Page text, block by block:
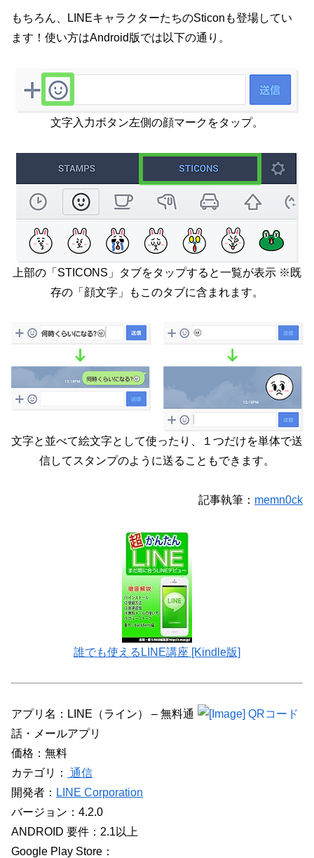
もちろん、LINEキャラクターたちのSticonも登場してい
ます！使い方はAndroid版では以下の通り。
文字入力ボタン左側の顔マークをタップ。
上部の「STICONS」タブをタップすると一覧が表示 ※既
存の「顔文字」もこのタブに含まれます。
文字と並べて絵文字として使ったり、１つだけを単体で送
信してスタンプのように送ることもできます。
記事執筆： memn0ck
誰でも使えるLINE講座 [Kindle版]
アプリ名：LINE（ライン） – 無料通
話・メールアプリ
価格：無料
カテゴリ：
通信
開発者： LINE Corporation
バージョン：4.2.0
ANDROID 要件：2.1以上
Google Play Store：